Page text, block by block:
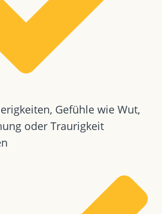
Gefühle wie Wut,
oder Traurigkeit